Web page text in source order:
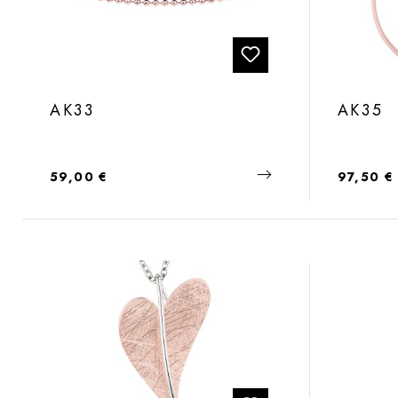
AK33
Regulärer Preis:
59,00 €
AK35
Regulärer
97,50 €